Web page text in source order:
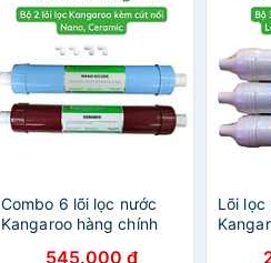
Combo 6 lõi lọc nước
Kangaroo hàng chính
545.000 đ
Lõi lọc